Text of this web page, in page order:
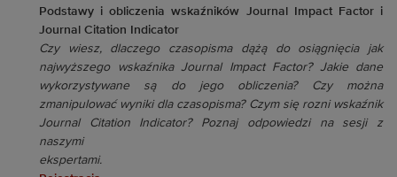
Podstawy i obliczenia wskaźników Journal Impact Factor i
Journal Citation Indicator
Czy wiesz, dlaczego czasopisma dążą do osiągnięcia jak
najwyższego wskaźnika Journal Impact Factor? Jakie dane
wykorzystywane są do jego obliczenia? Czy można
zmanipulować wyniki dla czasopisma? Czym się rozni wskaźnik
Journal Citation Indicator? Poznaj odpowiedzi na sesji z
naszymi
ekspertami.